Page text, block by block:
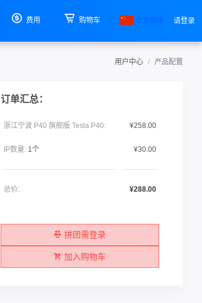
费用 购物车 中文简体 请登录
用户中心 产品配置
订单汇总：
浙江宁波 P40 旗舰版 Tesla P40: ¥258.00
IP数量: 1个 ¥30.00
总价: ¥288.00
拼团需登录
加入购物车